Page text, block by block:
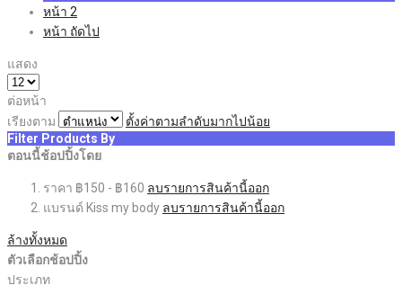
หน้า 2
หน้า ถัดไป
แสดง
ต่อหน้า
เรียงตาม
ตั้งค่าตามลำดับมากไปน้อย
Filter Products By
ตอนนี้ช้อปปิ้งโดย
ราคา ฿150 - ฿160 ลบรายการสินค้านี้ออก
แบรนด์ Kiss my body ลบรายการสินค้านี้ออก
ล้างทั้งหมด
ตัวเลือกช้อปปิ้ง
ประเภท